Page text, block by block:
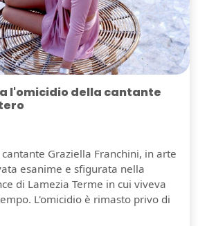
l'omicidio della cantante
Graziella Franchini, in arte
esanime e sfigurata nella
di Lamezia Terme in cui viveva
L'omicidio è rimasto privo di